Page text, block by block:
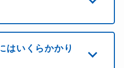
はいくらかかり